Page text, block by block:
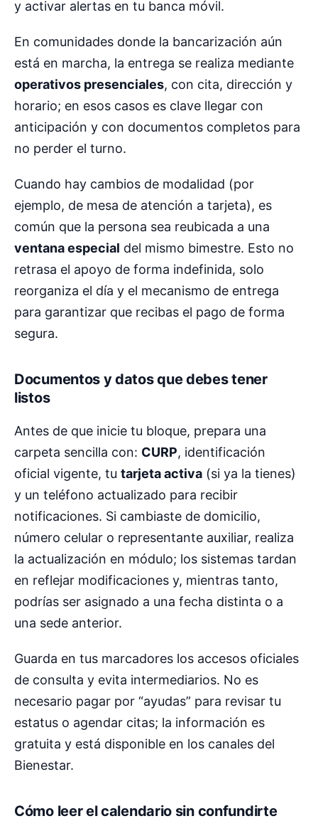
y activar alertas en tu banca móvil.
En comunidades donde la bancarización aún
está en marcha, la entrega se realiza mediante
operativos presenciales, con cita, dirección y
horario; en esos casos es clave llegar con
anticipación y con documentos completos para
no perder el turno.
Cuando hay cambios de modalidad (por
ejemplo, de mesa de atención a tarjeta), es
común que la persona sea reubicada a una
ventana especial del mismo bimestre. Esto no
retrasa el apoyo de forma indefinida, solo
reorganiza el día y el mecanismo de entrega
para garantizar que recibas el pago de forma
segura.
Documentos y datos que debes tener
listos
Antes de que inicie tu bloque, prepara una
carpeta sencilla con: CURP, identificación
oficial vigente, tu tarjeta activa (si ya la tienes)
y un teléfono actualizado para recibir
notificaciones. Si cambiaste de domicilio,
número celular o representante auxiliar, realiza
la actualización en módulo; los sistemas tardan
en reflejar modificaciones y, mientras tanto,
podrías ser asignado a una fecha distinta o a
una sede anterior.
Guarda en tus marcadores los accesos oficiales
de consulta y evita intermediarios. No es
necesario pagar por “ayudas” para revisar tu
estatus o agendar citas; la información es
gratuita y está disponible en los canales del
Bienestar.
Cómo leer el calendario sin confundirte